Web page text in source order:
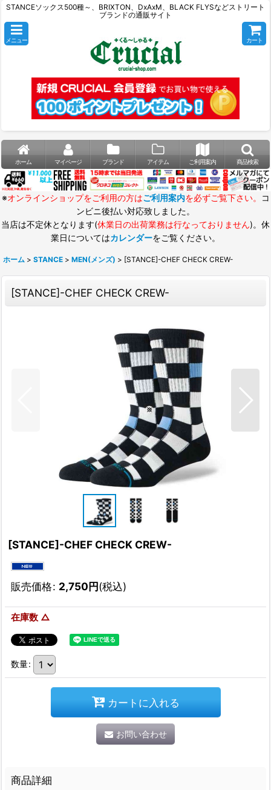
STANCEソックス500種～、BRIXTON、DxAxM、BLACK FLYSなどストリート
ブランドの通販サイト
メニュー カート
ホーム マイページ ブランド アイテム ご利用案内 商品検索
※オンラインショップをご利用の方はご利用案内を必ずご覧下さい。
コ
ンビニ後払い対応致しました。
当店は不定休となります(休業日の出荷業務は行なっておりません)。休
業日についてはカレンダーをご覧ください。
ホーム > STANCE > MEN(メンズ) > [STANCE]-CHEF CHECK CREW-
[STANCE]-CHEF CHECK CREW-
[STANCE]-CHEF CHECK CREW-
販売価格: 2,750円(税込)
在庫数 △
数量:
カートに入れる
お問い合わせ
商品詳細